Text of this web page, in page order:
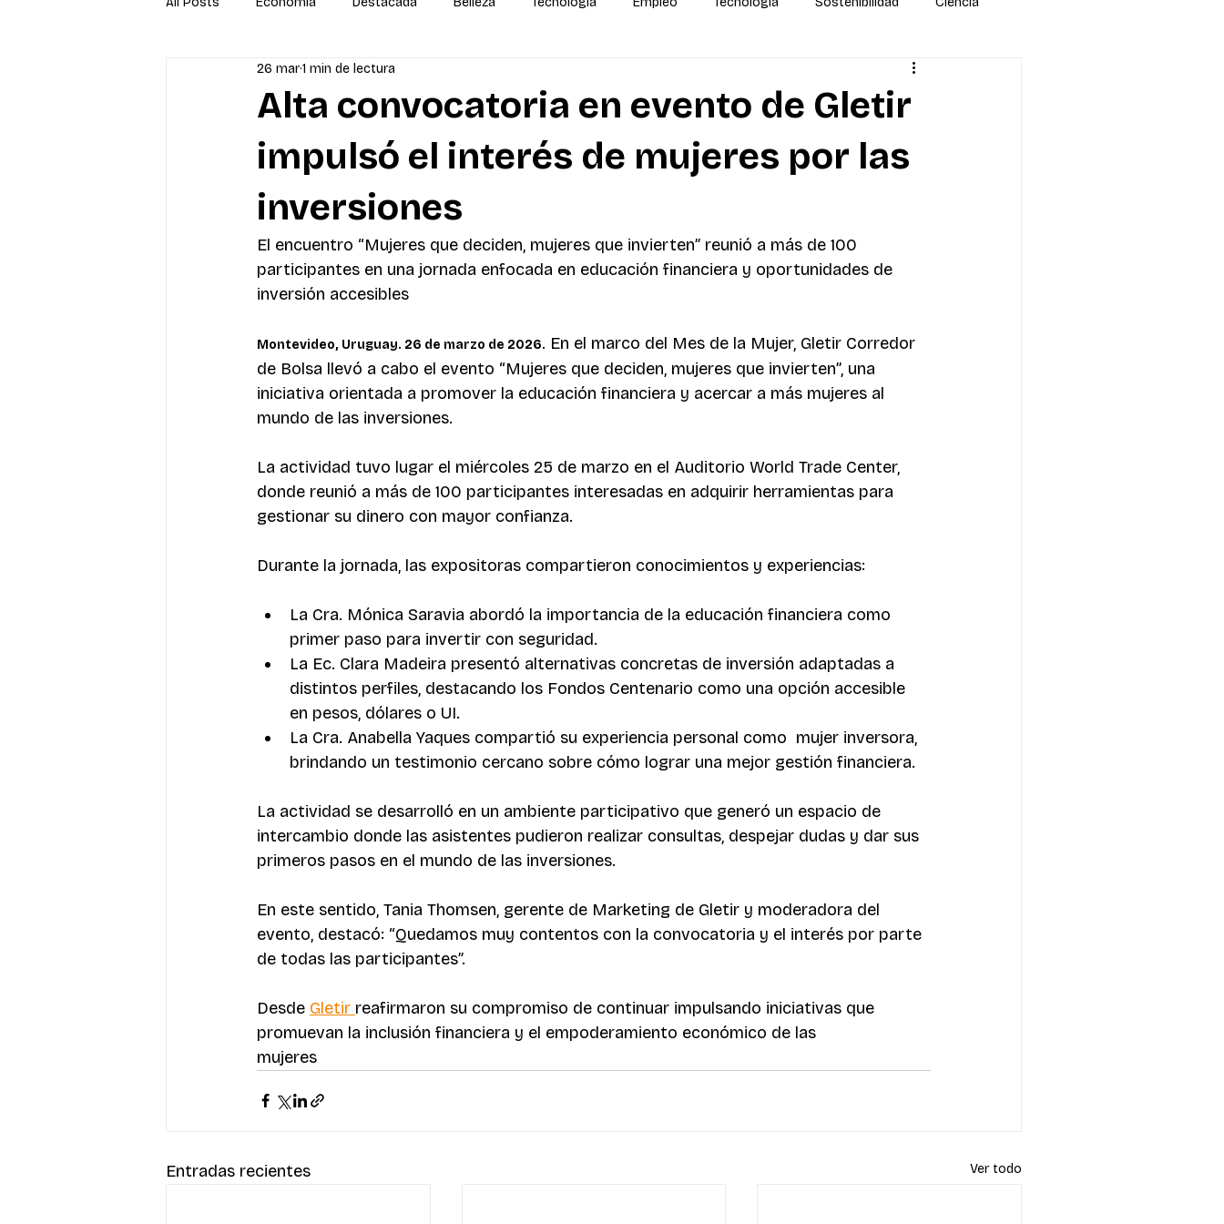
Newsletter Economía
Alta convocatoria en evento de Gletir
impulsó el interés de mujeres por las
inversiones
26 mar1 min de lectura
El encuentro “Mujeres que deciden, mujeres que invierten” reunió a más de 100
participantes en una jornada enfocada en educación financiera y oportunidades de
inversión accesibles
Montevideo, Uruguay. 26 de marzo de 2026. En el marco del Mes de la Mujer, Gletir Corredor
de Bolsa llevó a cabo el evento “Mujeres que deciden, mujeres que invierten”, una
iniciativa orientada a promover la educación financiera y acercar a más mujeres al
mundo de las inversiones.
La actividad tuvo lugar el miércoles 25 de marzo en el Auditorio World Trade Center,
donde reunió a más de 100 participantes interesadas en adquirir herramientas para
gestionar su dinero con mayor confianza.
Durante la jornada, las expositoras compartieron conocimientos y experiencias:
La Cra. Mónica Saravia abordó la importancia de la educación financiera como
primer paso para invertir con seguridad.
La Ec. Clara Madeira presentó alternativas concretas de inversión adaptadas a
distintos perfiles, destacando los Fondos Centenario como una opción accesible
en pesos, dólares o UI.
La Cra. Anabella Yaques compartió su experiencia personal como  mujer inversora,
brindando un testimonio cercano sobre cómo lograr una mejor gestión financiera.
La actividad se desarrolló en un ambiente participativo que generó un espacio de
intercambio donde las asistentes pudieron realizar consultas, despejar dudas y dar sus
primeros pasos en el mundo de las inversiones.
En este sentido, Tania Thomsen, gerente de Marketing de Gletir y moderadora del
evento, destacó: “Quedamos muy contentos con la convocatoria y el interés por parte
de todas las participantes”.
Desde Gletir reafirmaron su compromiso de continuar impulsando iniciativas que
promuevan la inclusión financiera y el empoderamiento económico de las
mujeres
Entradas recientes Ver todo